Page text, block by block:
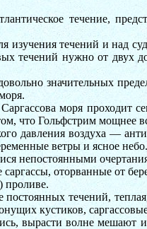
течение,
течений и над
течений нужно от
значительных
моря
что Гольфстрим мощнее
давления воздуха —
ветры и ясное небо.
непостоянными
оторванные от
проливе.
течений,
кустиков,
вырасти волне мешают